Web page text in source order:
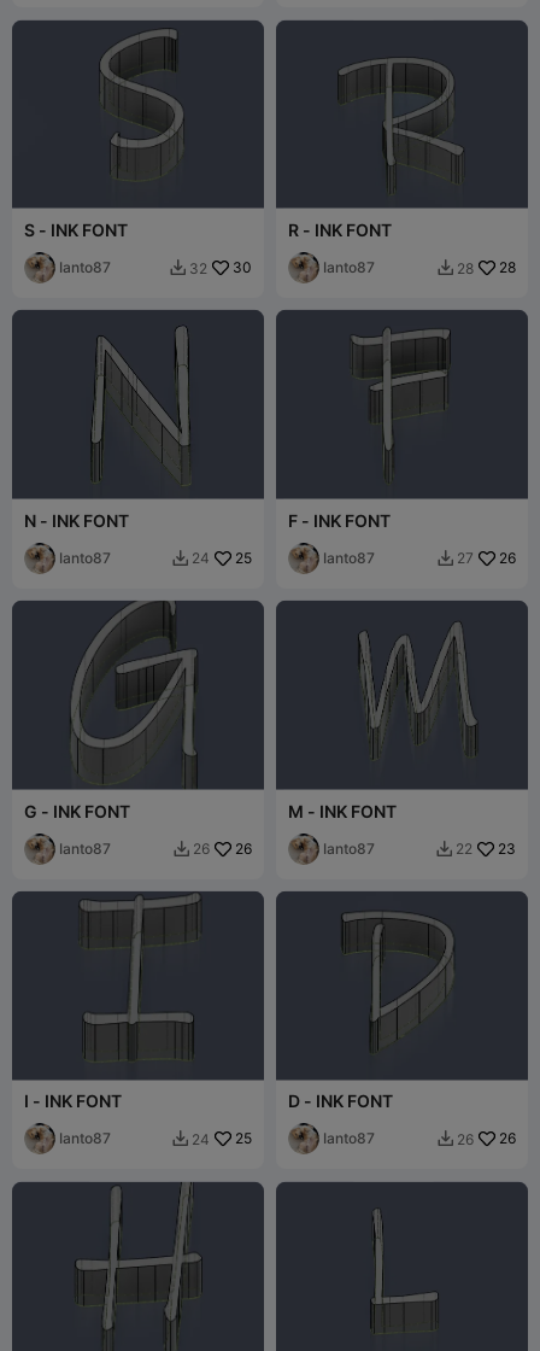
S - INK FONT
Ianto87  32 30
R - INK FONT
Ianto87  28 28
N - INK FONT
Ianto87  24 25
F - INK FONT
Ianto87  27 26
G - INK FONT
Ianto87  26 26
M - INK FONT
Ianto87  22 23
I - INK FONT
Ianto87  24 25
D - INK FONT
Ianto87  26 26